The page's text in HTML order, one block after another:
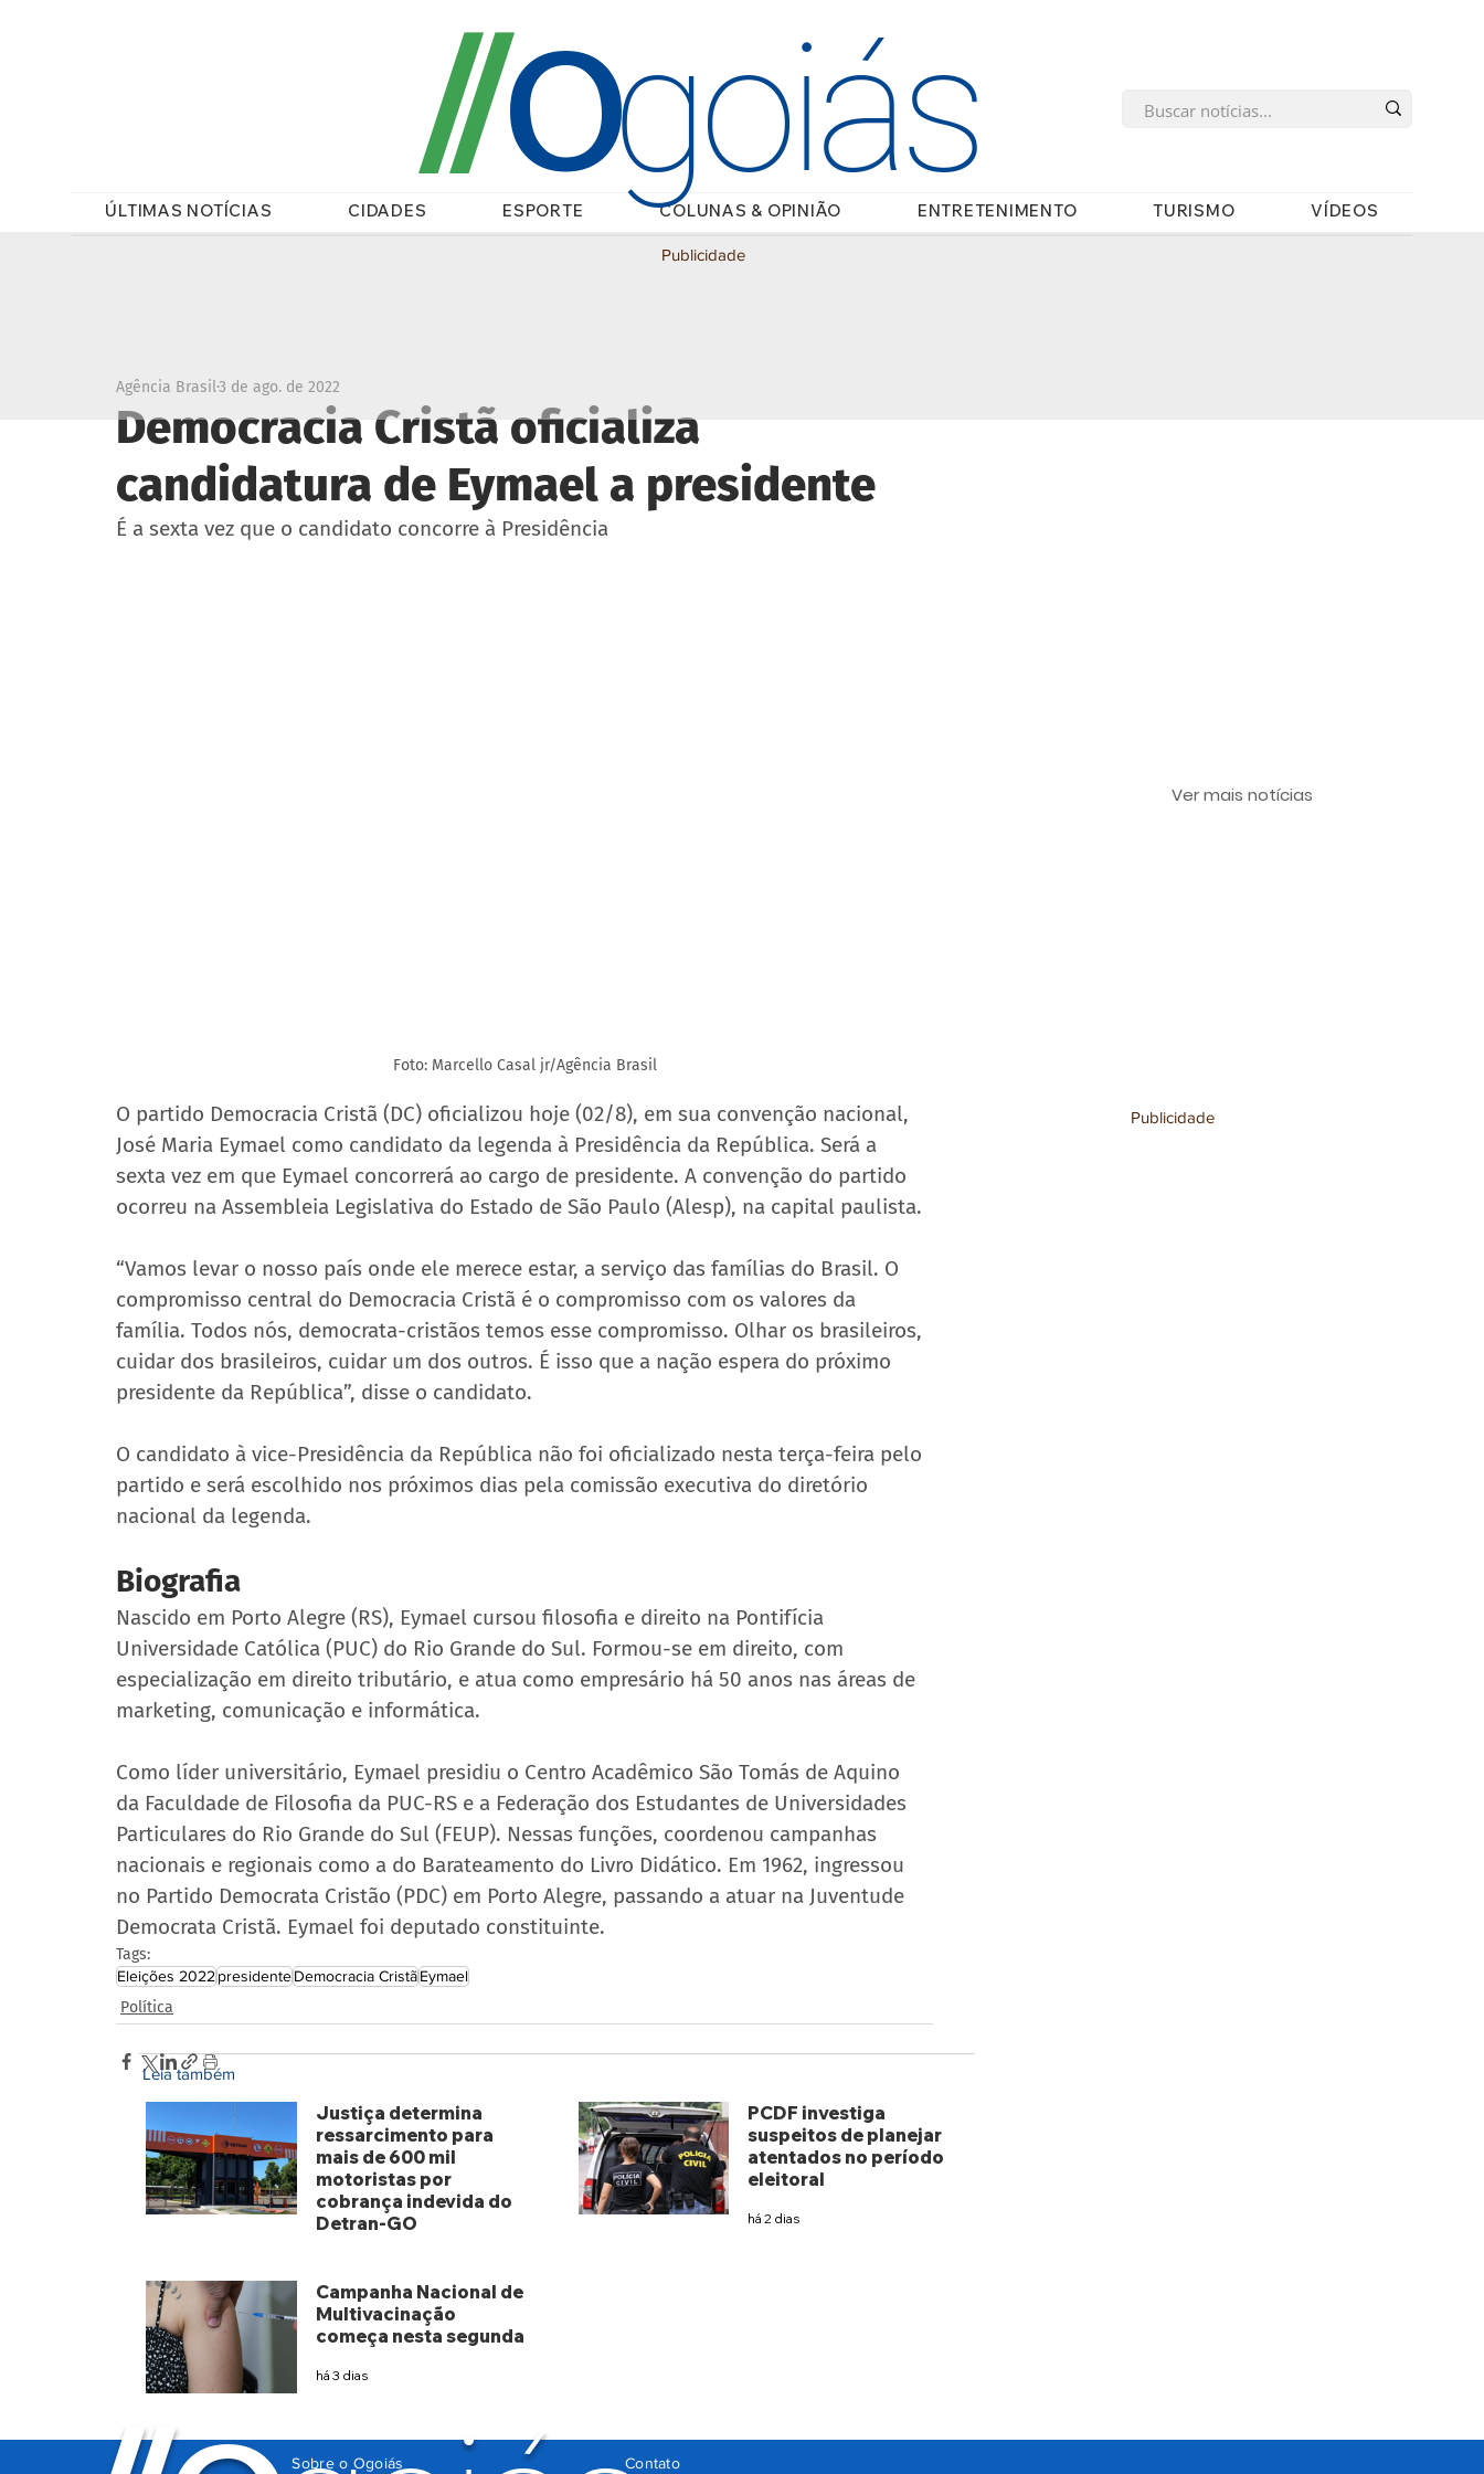
ÚLTIMAS NOTÍCIAS CIDADES ESPORTE COLUNAS & OPINIÃO ENTRETENIMENTO TURISMO VÍDEOS
//Ogoiás
Democracia Cristã oficializa
candidatura de Eymael a presidente
Agência Brasil3 de ago. de 2022
É a sexta vez que o candidato concorre à Presidência
Foto: Marcello Casal jr/Agência Brasil
O partido Democracia Cristã (DC) oficializou hoje (02/8), em sua convenção nacional,
José Maria Eymael como candidato da legenda à Presidência da República. Será a
sexta vez em que Eymael concorrerá ao cargo de presidente. A convenção do partido
ocorreu na Assembleia Legislativa do Estado de São Paulo (Alesp), na capital paulista.
“Vamos levar o nosso país onde ele merece estar, a serviço das famílias do Brasil. O
compromisso central do Democracia Cristã é o compromisso com os valores da
família. Todos nós, democrata-cristãos temos esse compromisso. Olhar os brasileiros,
cuidar dos brasileiros, cuidar um dos outros. É isso que a nação espera do próximo
presidente da República”, disse o candidato.
O candidato à vice-Presidência da República não foi oficializado nesta terça-feira pelo
partido e será escolhido nos próximos dias pela comissão executiva do diretório
nacional da legenda.
Biografia
Nascido em Porto Alegre (RS), Eymael cursou filosofia e direito na Pontifícia
Universidade Católica (PUC) do Rio Grande do Sul. Formou-se em direito, com
especialização em direito tributário, e atua como empresário há 50 anos nas áreas de
marketing, comunicação e informática.
Como líder universitário, Eymael presidiu o Centro Acadêmico São Tomás de Aquino
da Faculdade de Filosofia da PUC-RS e a Federação dos Estudantes de Universidades
Particulares do Rio Grande do Sul (FEUP). Nessas funções, coordenou campanhas
nacionais e regionais como a do Barateamento do Livro Didático. Em 1962, ingressou
no Partido Democrata Cristão (PDC) em Porto Alegre, passando a atuar na Juventude
Democrata Cristã. Eymael foi deputado constituinte.
Tags:
Eleições 2022presidenteDemocracia CristãEymael
Política
Publicidade
Publicidade
Ver mais notícias
Leia também
Justiça determina
ressarcimento para
mais de 600 mil
motoristas por
cobrança indevida do
Detran-GO
PCDF investiga
suspeitos de planejar
atentados no período
eleitoral
há 2 dias
Campanha Nacional de
Multivacinação
começa nesta segunda
há 3 dias
Contato
Sobre o Ogoiás